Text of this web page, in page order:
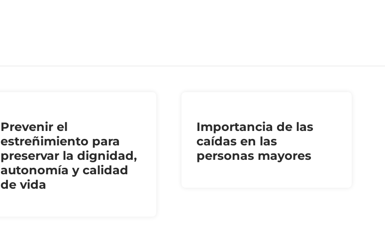
Prevenir el
estreñimiento para
preservar la dignidad,
autonomía y calidad
de vida
Importancia de las
caídas en las
personas mayores